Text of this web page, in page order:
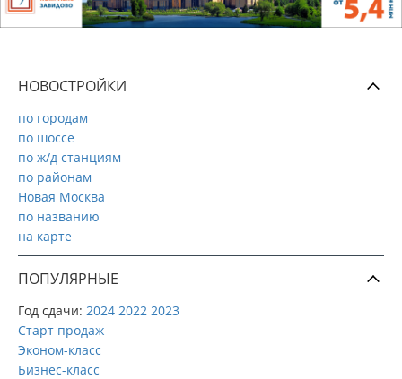
НОВОСТРОЙКИ
по городам
по шоссе
по ж/д станциям
по районам
Новая Москва
по названию
на карте
ПОПУЛЯРНЫЕ
Год сдачи: 2024 2022 2023
Старт продаж
Эконом-класс
Бизнес-класс